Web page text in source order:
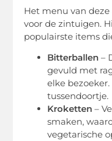
Het menu van deze
voor de zintuigen.
populairste items
Bitterballen –
gevuld met
elke
tussendoortje.
Kroketten –
smaken,
vegetarische